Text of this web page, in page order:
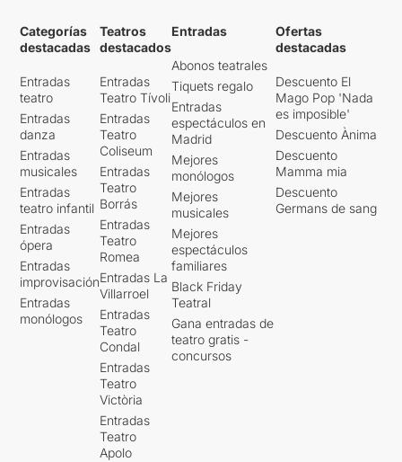
Categorías
destacadas
Entradas
teatro
Entradas
danza
Entradas
musicales
Entradas
teatro infantil
Entradas
ópera
Entradas
improvisación
Entradas
monólogos
Teatros
destacados
Entradas
Teatro Tívoli
Entradas
Teatro
Coliseum
Entradas
Teatro
Borrás
Entradas
Teatro
Romea
Entradas La
Villarroel
Entradas
Teatro
Condal
Entradas
Teatro
Victòria
Entradas
Teatro
Apolo
Entradas
Abonos teatrales
Tiquets regalo
Entradas
espectáculos en
Madrid
Mejores
monólogos
Mejores
musicales
Mejores
espectáculos
familiares
Black Friday
Teatral
Gana entradas de
teatro gratis -
concursos
Ofertas
destacadas
Descuento El
Mago Pop 'Nada
es imposible'
Descuento Ànima
Descuento
Mamma mia
Descuento
Germans de sang